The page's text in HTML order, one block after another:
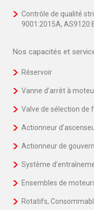
Contrôle de qualité
9001:2015A,
Nos capacités et
Réservoir
Vanne d’arrêt à
Valve de sélection de
Actionneur
Actionneur de
Système
Ensembles de
Rotatifs,